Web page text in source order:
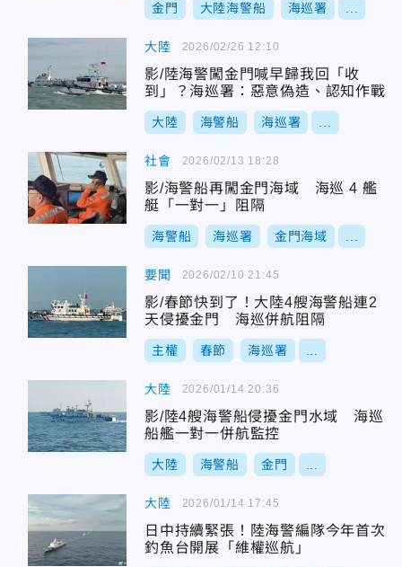
金門 大陸海警船 海巡署
大陸
影/陸海警闖金門喊早歸我回「收
到」？海巡署：惡意偽造、認知作戰
大陸 海警船 海巡署
2026/02/26 12:10
社會
影/海警船再闖金門海域 海巡 4 艦
艇「一對一」阻隔
海警船 海巡署 金門海域
2026/02/13 18:28
要聞
影/春節快到了！大陸4艘海警船連2
天侵擾金門 海巡併航阻隔
主權 春節 海巡署
2026/02/10 21:45
大陸
影/陸4艘海警船侵擾金門水域 海巡
船艦一對一併航監控
大陸 海警船 金門
2026/01/14 20:36
大陸
日中持續緊張！陸海警編隊今年首次
釣魚台開展「維權巡航」
2026/01/14 17:45